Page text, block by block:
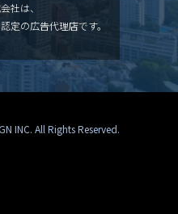
社は、
定の広告代理店です。
INC. All Rights Reserved.